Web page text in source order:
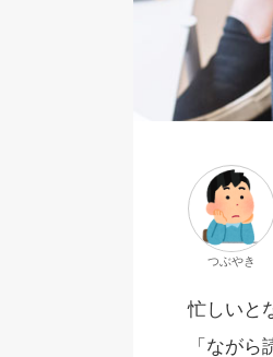
つぶやき
忙しいと
「 ながら